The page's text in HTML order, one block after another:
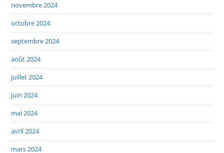
novembre 2024
octobre 2024
septembre 2024
août 2024
juillet 2024
juin 2024
mai 2024
avril 2024
mars 2024